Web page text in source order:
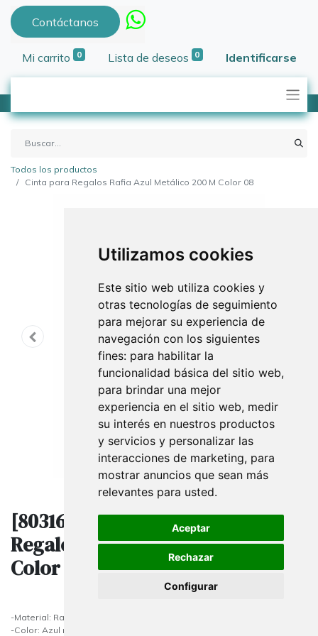
Utilizamos cookies
Este sitio web utiliza cookies y
otras tecnologías de seguimiento
para mejorar su experiencia de
navegación con los siguientes
fines: para habilitar la
funcionalidad básica del sitio web,
para brindar una mejor
experiencia en el sitio web, medir
su interés en nuestros productos
y servicios y personalizar las
interacciones de marketing, para
mostrar anuncios que sean más
relevantes para usted.
Aceptar
Rechazar
Configurar
Contáctanos
Mi carrito 0 Lista de deseos 0 Identificarse
Todos los productos
Cinta para Regalos Rafia Azul Metálico 200 M Color 08
[8031653522092] Cinta para
Regalos Rafia Azul Metálico 200 M
Color 08
-Material: Rafia Polipropileno
-Color: Azul metálico